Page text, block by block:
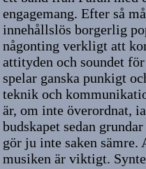
engagemang. Efter så
innehållslös borgerlig
någonting verkligt att
attityden och soundet
spelar ganska punkigt
teknik och
är, om inte överordnat,
budskapet sedan
gör ju inte saken
musiken är viktigt.